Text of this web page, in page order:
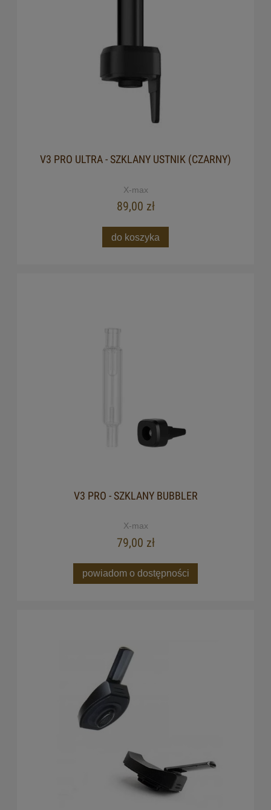
V3 PRO ULTRA - SZKLANY USTNIK (CZARNY)
X-max
89,00 zł
do koszyka
V3 PRO - SZKLANY BUBBLER
X-max
79,00 zł
powiadom o dostępności